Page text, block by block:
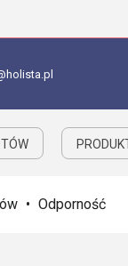
• Odporność